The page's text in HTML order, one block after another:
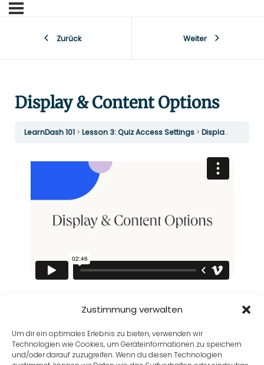
Zustimmung verwalten
Um dir ein optimales Erlebnis zu bieten, verwenden wir
Technologien wie Cookies, um Geräteinformationen zu speichern
und/oder darauf zuzugreifen. Wenn du diesen Technologien
Zurück Weiter
Display & Content Options
LearnDash 101 Lesson 3: Quiz Access Settings Display & Content Options
Zurück zu Lektion